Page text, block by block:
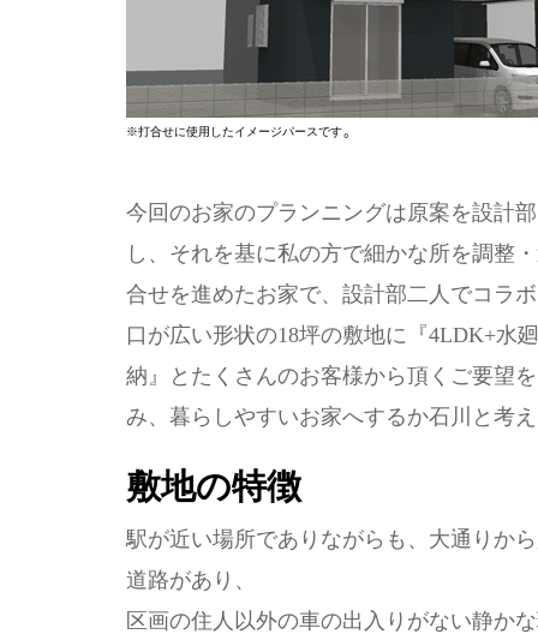
※打合せに使用したイメージパースです。
今回のお家のプランニングは原案を設計
し、それを基に私の方で細かな所を調整
合せを進めたお家で、設計部二人でコラ
口が広い形状の18坪の敷地に『4LDK+水
納』とたくさんのお客様から頂くご要望
み、暮らしやすいお家へするか石川と考
敷地の特徴
駅が近い場所でありながらも、大通りか
道路があり、
区画の住人以外の車の出入りがない静か